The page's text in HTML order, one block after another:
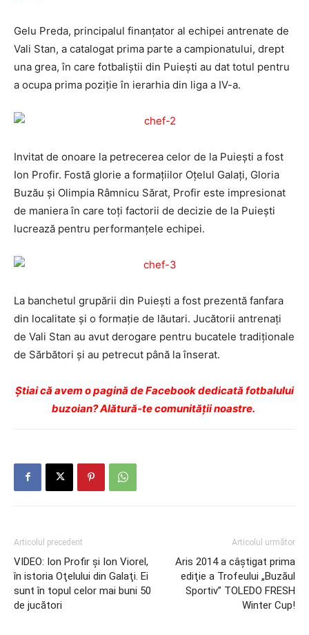
Gelu Preda, principalul finanţator al echipei antrenate de
Vali Stan, a catalogat prima parte a campionatului, drept
una grea, în care fotbaliştii din Puieşti au dat totul pentru
a ocupa prima poziţie în ierarhia din liga a IV-a.
Invitat de onoare la petrecerea celor de la Puieşti a fost
Ion Profir. Fostă glorie a formaţiilor Oţelul Galaţi, Gloria
Buzău şi Olimpia Râmnicu Sărat, Profir este impresionat
de maniera în care toţi factorii de decizie de la Puieşti
lucrează pentru performanțele echipei.
La banchetul grupării din Puieşti a fost prezentă fanfara
din localitate şi o formaţie de lăutari. Jucătorii antrenaţi
de Vali Stan au avut derogare pentru bucatele tradiţionale
de Sărbători şi au petrecut până la înserat.
Ştiai că avem o pagină de Facebook dedicată fotbalului
buzoian? Alătură-te comunității noastre.
Articolul precedent
VIDEO: Ion Profir şi Ion Viorel,
în istoria Oţelului din Galaţi. Ei
sunt în topul celor mai buni 50
de jucători
Articolul următor
Aris 2014 a câştigat prima
ediţie a Trofeului „Buzăul
Sportiv” TOLEDO FRESH
Winter Cup!